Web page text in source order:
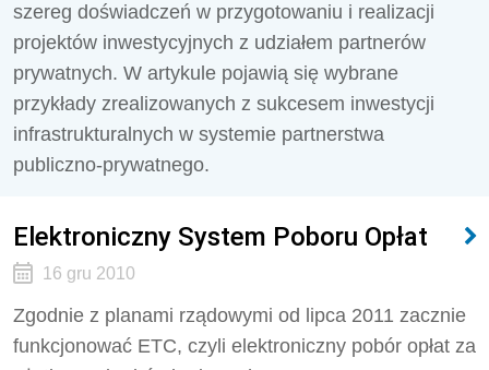
szereg doświadczeń w przygotowaniu i realizacji
projektów inwestycyjnych z udziałem partnerów
prywatnych. W artykule pojawią się wybrane
przykłady zrealizowanych z sukcesem inwestycji
infrastrukturalnych w systemie partnerstwa
publiczno-prywatnego.
Elektroniczny System Poboru Opłat
16 gru 2010
Zgodnie z planami rządowymi od lipca 2011 zacznie
funkcjonować ETC, czyli elektroniczny pobór opłat za